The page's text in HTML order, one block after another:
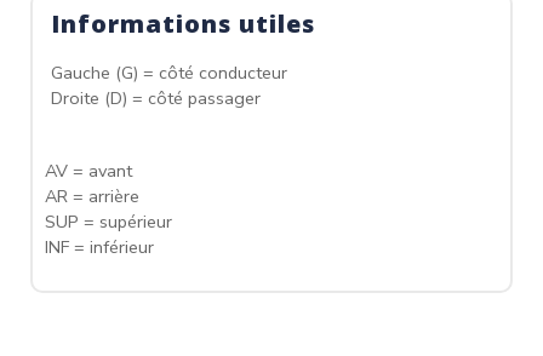
Informations utiles
Gauche (G) = côté conducteur
Droite (D) = côté passager
AV = avant
AR = arrière
SUP = supérieur
INF = inférieur